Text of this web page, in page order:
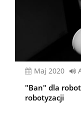
Maj 2020
"Ban" dla
robotyzacji